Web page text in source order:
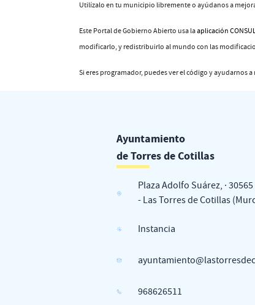
Utilízalo en tu municipio libremente o ayúdanos a
Este Portal de Gobierno Abierto usa laaplicación
modificarlo, y redistribuirlo al mundo con las
Si eres programador, puedes ver el código y ayudarnos
Ayuntamiento
de Torres de Cotillas
Plaza Adolfo Suárez, ·
- Las Torres de Cotillas
Instancia
968626511